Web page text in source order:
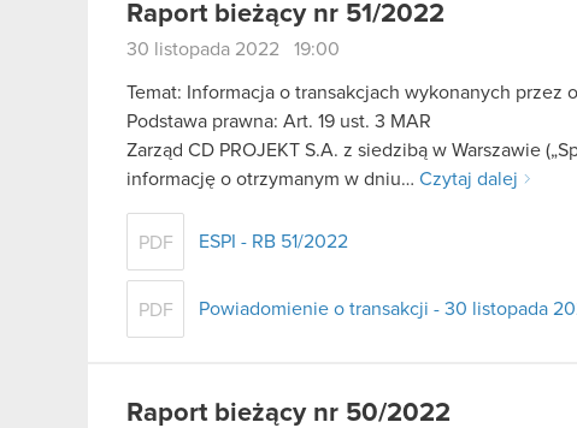
Raport bieżący nr 51/2022
30 listopada 2022 19:00
Temat: Informacja o transakcjach wykonanych przez
Podstawa prawna: Art. 19 ust. 3 MAR
Zarząd CD PROJEKT S.A. z siedzibą w Warszawie
informację o otrzymanym w dniu… Czytaj dalej
PDF ESPI - RB 51/2022
PDF Powiadomienie o transakcji - 30 listopada
Raport bieżący nr 50/2022